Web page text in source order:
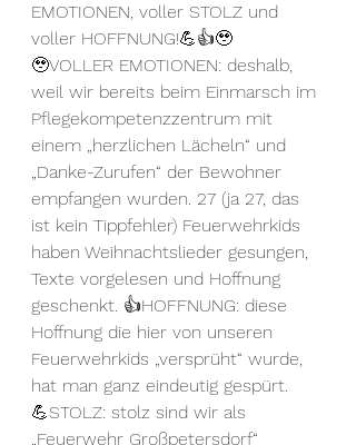
EMOTIONEN, voller STOLZ und
voller HOFFNUNG!💪👍🥹
🥹VOLLER EMOTIONEN: deshalb,
weil wir bereits beim Einmarsch im
Pflegekompetenzzentrum mit
einem „herzlichen Lächeln“ und
„Danke-Zurufen“ der Bewohner
empfangen wurden. 27 (ja 27, das
ist kein Tippfehler) Feuerwehrkids
haben Weihnachtslieder gesungen,
Texte vorgelesen und Hoffnung
geschenkt. 👍HOFFNUNG: diese
Hoffnung die hier von unseren
Feuerwehrkids „versprüht“ wurde,
hat man ganz eindeutig gespürt.
💪STOLZ: stolz sind wir als
„Feuerwehr Großpetersdorf“